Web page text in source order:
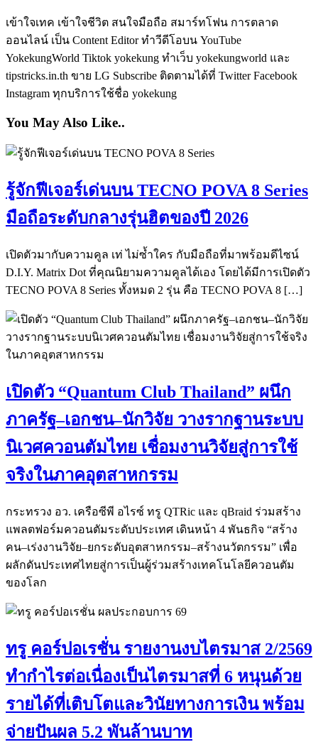
เข้าใจเทค เข้าใจชีวิต สนใจมือถือ สมาร์ทโฟน การตลาด
ออนไลน์ เป็น Content Editor ทำวีดีโอบน YouTube
YokekungWorld Tiktok yokekung ทำเว็บ yokekungworld และ
tipstricks.in.th ขาย LG Subscribe ติดตามได้ที่ Twitter Facebook
Instagram ทุกบริการใช้ชื่อ yokekung
You May Also Like..
รู้จักฟีเจอร์เด่นบน TECNO POVA 8 Series
มือถือระดับกลางรุ่นฮิตของปี 2026
เปิดตัวมากับความคูล เท่ ไม่ซ้ำใคร กับมือถือที่มาพร้อมดีไซน์
D.I.Y. Matrix Dot ที่คุณนิยามความคูลได้เอง โดยได้มีการเปิดตัว
TECNO POVA 8 Series ทั้งหมด 2 รุ่น คือ TECNO POVA 8 […]
เปิดตัว “Quantum Club Thailand” ผนึก
ภาครัฐ–เอกชน–นักวิจัย วางรากฐานระบบ
นิเวศควอนตัมไทย เชื่อมงานวิจัยสู่การใช้
จริงในภาคอุตสาหกรรม
กระทรวง อว. เครือซีพี อไรซ์ ทรู QTRic และ qBraid ร่วมสร้าง
แพลตฟอร์มควอนตัมระดับประเทศ เดินหน้า 4 พันธกิจ “สร้าง
คน–เร่งงานวิจัย–ยกระดับอุตสาหกรรม–สร้างนวัตกรรม” เพื่อ
ผลักดันประเทศไทยสู่การเป็นผู้ร่วมสร้างเทคโนโลยีควอนตัม
ของโลก
ทรู คอร์ปอเรชั่น รายงานงบไตรมาส 2/2569
ทำกำไรต่อเนื่องเป็นไตรมาสที่ 6 หนุนด้วย
รายได้ที่เติบโตและวินัยทางการเงิน พร้อม
จ่ายปันผล 5.2 พันล้านบาท